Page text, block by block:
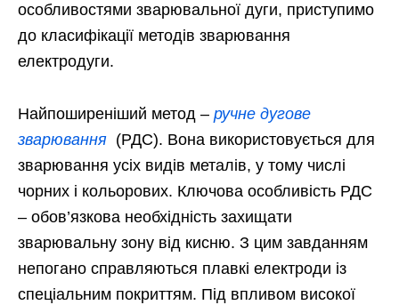
особливостями зварювальної дуги, приступимо
до класифікації методів зварювання
електродуги.
Найпоширеніший метод – ручне дугове
зварювання (РДС). Вона використовується для
зварювання усіх видів металів, у тому числі
чорних і кольорових. Ключова особливість РДС
– обов’язкова необхідність захищати
зварювальну зону від кисню. З цим завданням
непогано справляються плавкі електроди із
спеціальним покриттям. Під впливом високої